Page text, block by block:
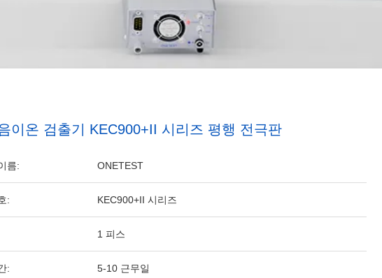
이온 검출기 KEC900+II 시리즈 평행 전극판
름: ONETEST
: KEC900+II 시리즈
1 피스
: 5-10 근무일